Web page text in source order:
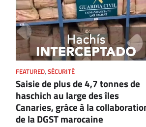
FEATURED, SÉCURITÉ
Saisie de plus de 4,7 tonnes de
haschich au large des îles
Canaries, grâce à la
de la DGST marocaine